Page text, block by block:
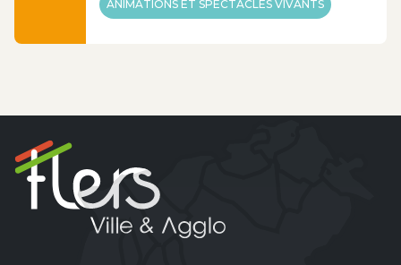
ANIMATIONS ET SPECTACLES VIVANTS